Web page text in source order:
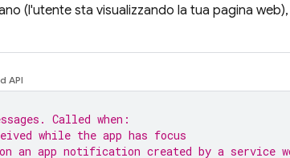
(l'utente sta visualizzando la tua pagina
Called when:
while the app has focus
an app notification created by a service